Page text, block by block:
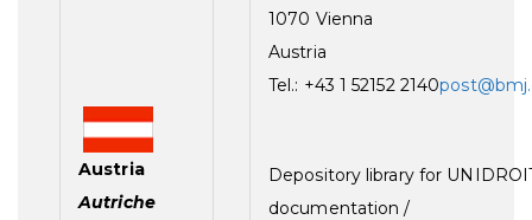
Austria
Autriche
1070 Vienna
Austria
Tel.: +43 1 52152 2140
Depository library for
documentation /